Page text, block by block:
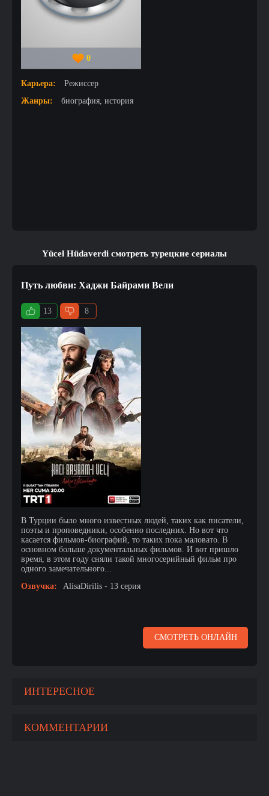
0
Карьера:
Режиссер
Жанры:
биография, история
Yücel Hüdaverdi смотреть турецкие сериалы
Путь любви: Хаджи Байрами Вели
13 8
В Турции было много известных людей, таких как писатели,
поэты и проповедники, особенно последних. Но вот что
касается фильмов-биографий, то таких пока маловато. В
основном больше документальных фильмов. И вот пришло
время, в этом году сняли такой многосерийный фильм про
одного замечательного...
Озвучка:
AlisaDirilis - 13 серия
СМОТРЕТЬ ОНЛАЙН
ИНТЕРЕСНОЕ
КОММЕНТАРИИ